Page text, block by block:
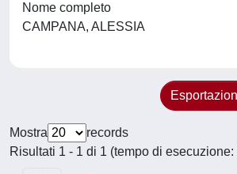
Nome completo
CAMPANA, ALESSIA
Mostra
records
Risultati 1 - 1 di 1 (tempo di